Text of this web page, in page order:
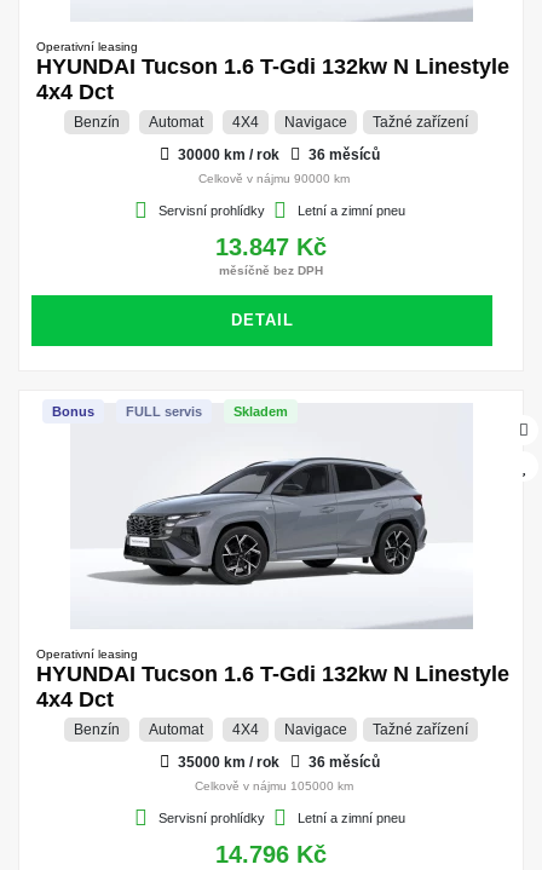
Operativní leasing
HYUNDAI Tucson 1.6 T-Gdi 132kw N Linestyle
4x4 Dct
Benzín Automat 4X4 Navigace
Tažné zařízení
30000 km / rok
36 měsíců
Celkově v nájmu 90000 km
Servisní prohlídky Letní a zimní pneu
13.847 Kč
měsíčně bez DPH
DETAIL
Skladem
FULL servis
Bonus
Operativní leasing
HYUNDAI Tucson 1.6 T-Gdi 132kw N Linestyle
4x4 Dct
Benzín Automat 4X4 Navigace
Tažné zařízení
35000 km / rok
36 měsíců
Celkově v nájmu 105000 km
Servisní prohlídky Letní a zimní pneu
14.796 Kč